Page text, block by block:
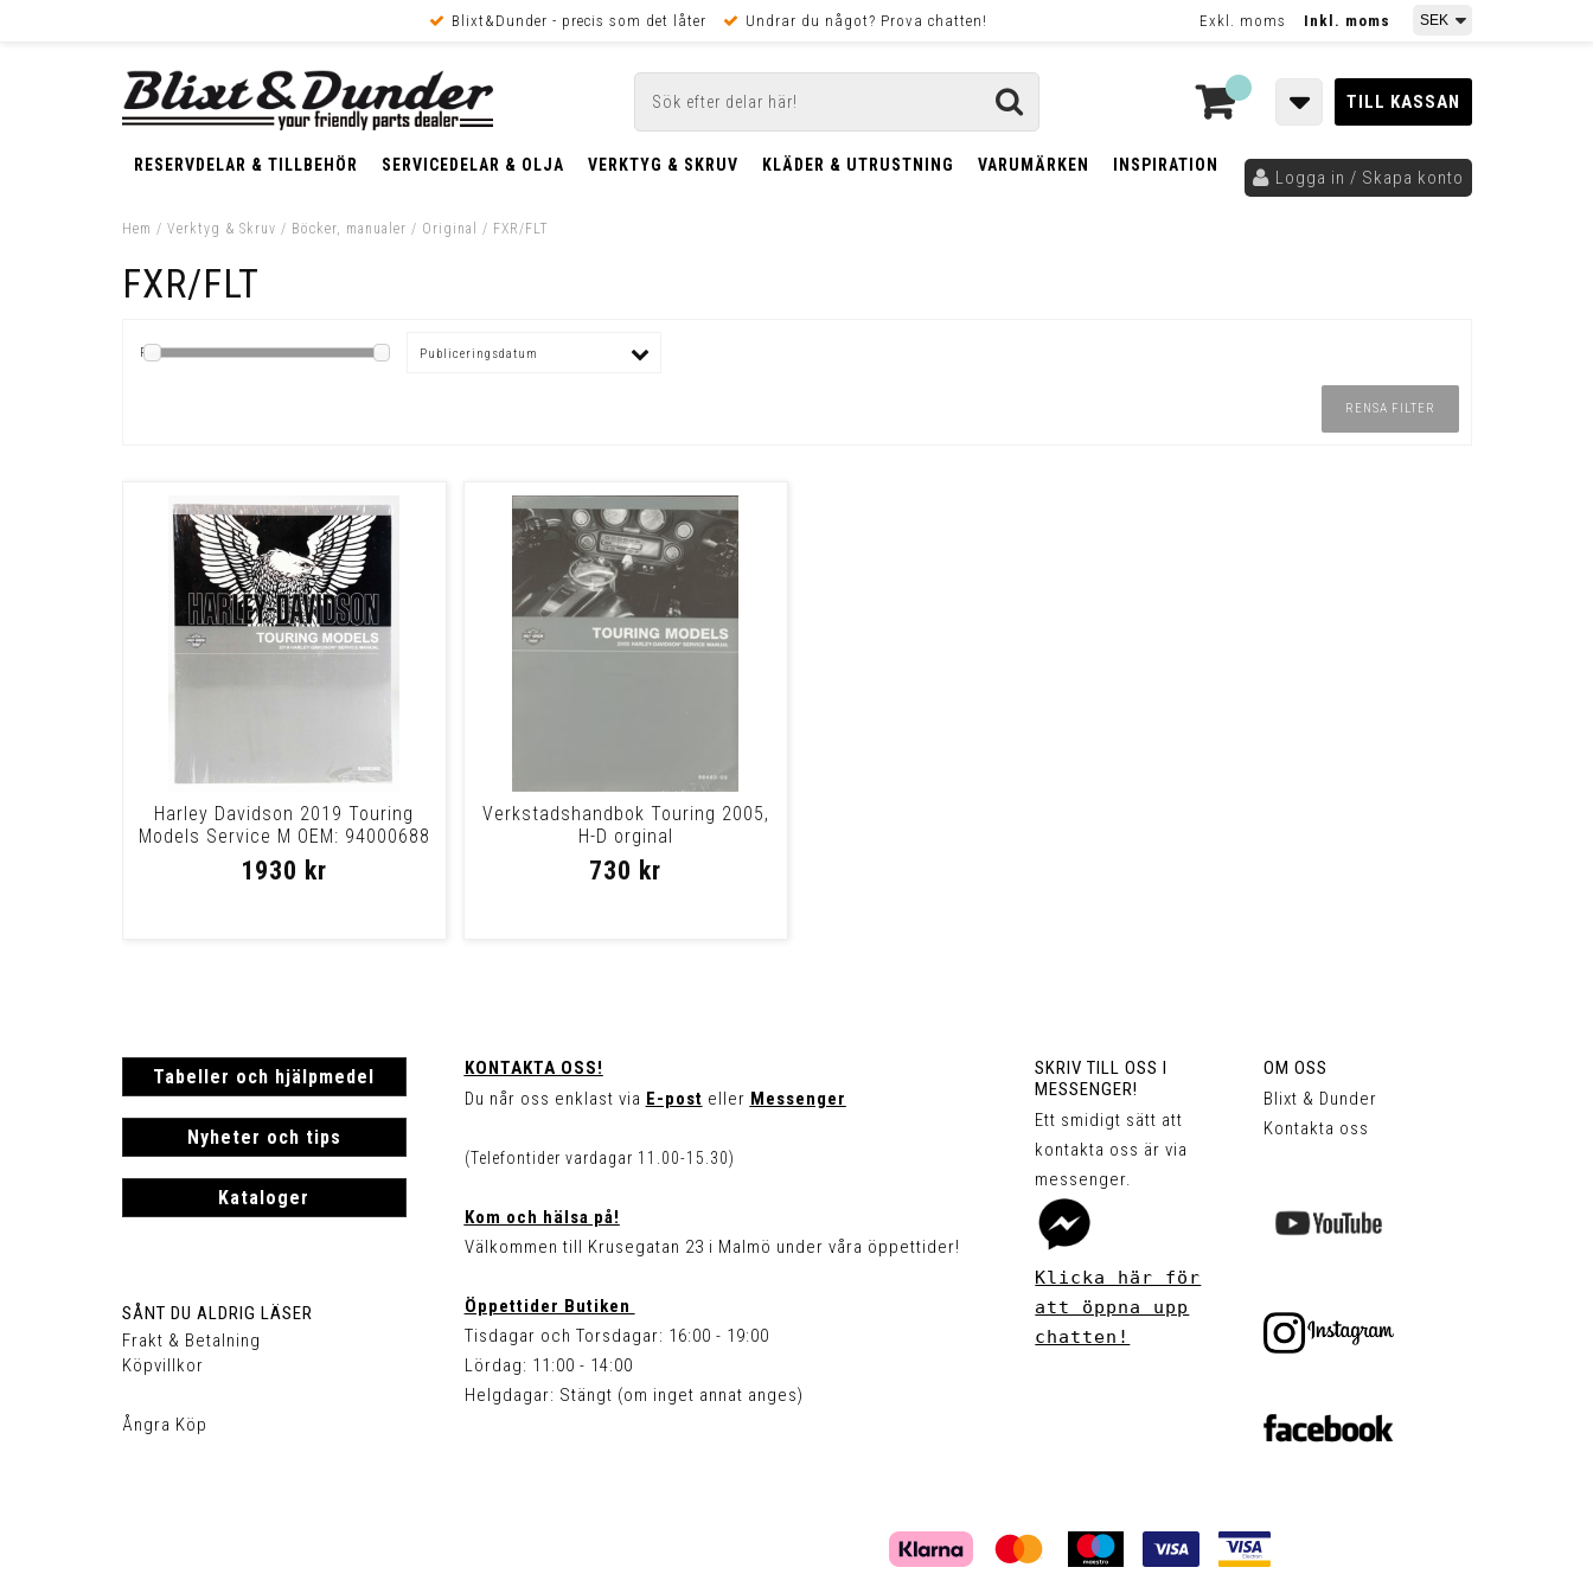
Blixt&Dunder - precis som det låter Undrar du något? Prova chatten! Exkl. moms Inkl. moms
TILL KASSAN
RESERVDELAR & TILLBEHÖR SERVICEDELAR & OLJA VERKTYG & SKRUV KLÄDER & UTRUSTNING VARUMÄRKEN INSPIRATION
Logga in / Skapa konto
Hem / Verktyg & Skruv / Böcker, manualer / Original / FXR/FLT
FXR/FLT
Publiceringsdatum
Pris
RENSA FILTER
Harley Davidson 2019 Touring
Models Service M OEM: 94000688
1930 kr
Verkstadshandbok Touring 2005,
H-D orginal
730 kr
Tabeller och hjälpmedel
Nyheter och tips
Kataloger
SÅNT DU ALDRIG LÄSER
Frakt & Betalning
Köpvillkor
Ångra Köp
KONTAKTA OSS!
Du når oss enklast via E-post eller Messenger
(Telefontider vardagar 11.00-15.30)
Kom och hälsa på!
Välkommen till Krusegatan 23 i Malmö under våra öppettider!
Öppettider Butiken
Tisdagar och Torsdagar: 16:00 - 19:00
Lördag: 11:00 - 14:00
Helgdagar: Stängt (om inget annat anges)
SKRIV TILL OSS I
MESSENGER!
Ett smidigt sätt att
kontakta oss är via
messenger.
Klicka här för
att öppna upp
chatten!
OM OSS
Blixt & Dunder
Kontakta oss